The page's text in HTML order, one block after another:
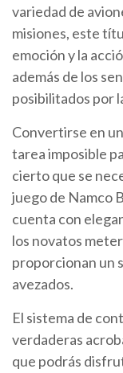
variedad de
misiones, este
emoción y la
además de los
posibilitados por
Convertirse en
tarea imposible
cierto que se
juego de Namco
cuenta con
los novatos
proporcionan un
avezados.
El sistema de
verdaderas
que podrás